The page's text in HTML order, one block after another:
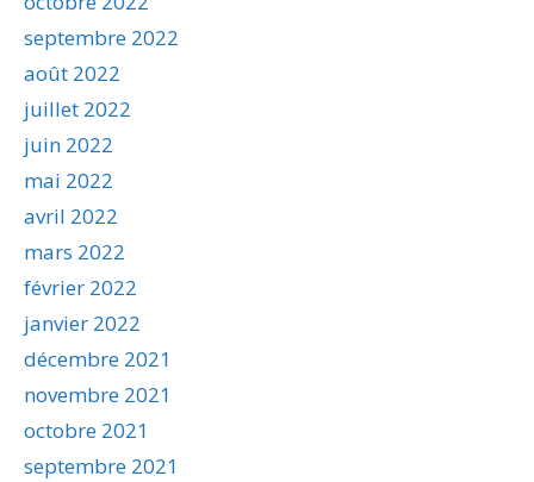
septembre 2022
août 2022
juillet 2022
juin 2022
mai 2022
avril 2022
mars 2022
février 2022
janvier 2022
décembre 2021
novembre 2021
octobre 2021
septembre 2021